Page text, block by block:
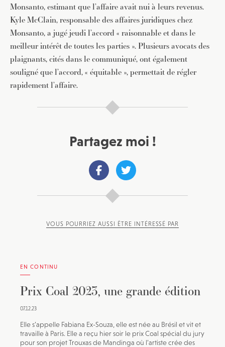
Monsanto, estimant que l’affaire avait nui à leurs revenus.
Kyle McClain, responsable des affaires juridiques chez
Monsanto, a jugé jeudi l’accord « raisonnable et dans le
meilleur intérêt de toutes les parties ». Plusieurs avocats des
plaignants, cités dans le communiqué, ont également
souligné que l’accord, « équitable », permettait de régler
rapidement l’affaire.
Partagez moi !
VOUS POURRIEZ AUSSI ÊTRE INTÉRESSÉ PAR
EN CONTINU
Prix Coal 2023, une grande édition
07.12.23
Elle s’appelle Fabiana Ex-Souza, elle est née au Brésil et vit et
travaille à Paris. Elle a reçu hier soir le prix Coal spécial du jury
pour son projet Trouxas de Mandinga où l’artiste crée des